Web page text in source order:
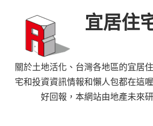
宜居住
關於土地活化、台灣各地區的宜居
宅和投資資訊情報和懶人包都在這
好回報，本網站由地產未來